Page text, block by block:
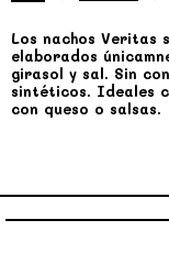
Los nachos Veritas
elaborados
girasol y sal. Sin
sintéticos. Ideales
con queso o salsas.